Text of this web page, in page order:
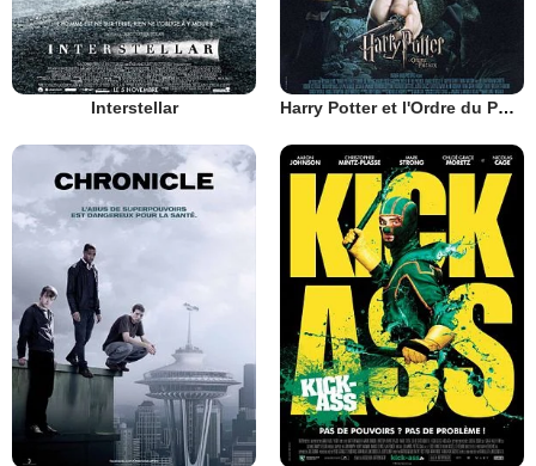
Interstellar Harry Potter et l'Ordre du Phénix